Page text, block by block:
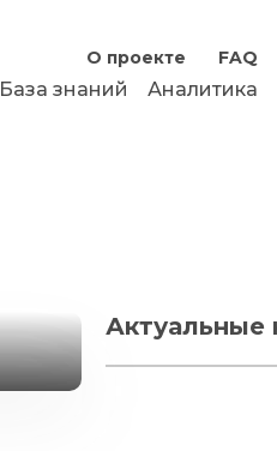
О проекте FAQ
База знаний Аналитика
Актуальные